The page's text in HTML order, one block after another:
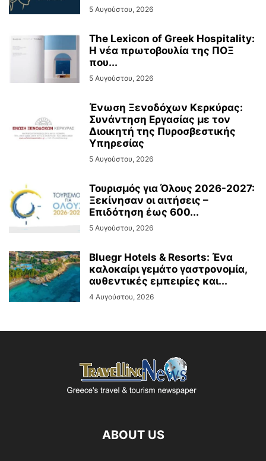
5 Αυγούστου, 2026
The Lexicon of Greek Hospitality:
Η νέα πρωτοβουλία της ΠΟΞ
που...
5 Αυγούστου, 2026
Ένωση Ξενοδόχων Κερκύρας:
Συνάντηση Εργασίας με τον
Διοικητή της Πυροσβεστικής
Υπηρεσίας
5 Αυγούστου, 2026
Τουρισμός για Όλους 2026-2027:
Ξεκίνησαν οι αιτήσεις –
Επιδότηση έως 600...
5 Αυγούστου, 2026
Bluegr Hotels & Resorts: Ένα
καλοκαίρι γεμάτο γαστρονομία,
αυθεντικές εμπειρίες και...
4 Αυγούστου, 2026
ABOUT US